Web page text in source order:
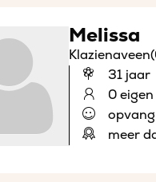
Melissa
Klazienaveen
31 jaar
0
meer